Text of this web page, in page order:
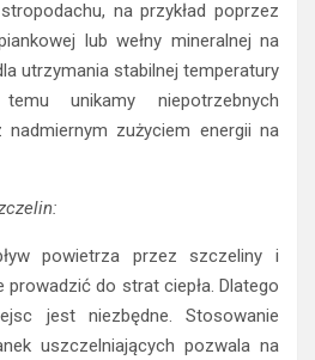
na przykład poprzez
lub wełny mineralnej na
utrzymania stabilnej temperatury
unikamy niepotrzebnych
zużyciem energii na
powietrza przez szczeliny i
prowadzić do strat ciepła. Dlatego
jest niezbędne. Stosowanie
uszczelniających pozwala na